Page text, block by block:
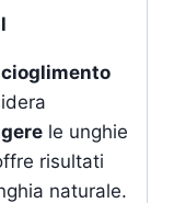
le unghie
risultati
naturale.